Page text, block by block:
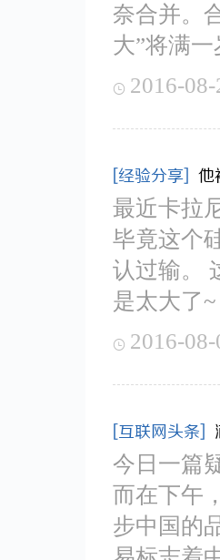
奈合并。
大”将满
 2016-
[经验分享] 他
最近卡拉
毕竟这个
认过输。
是太大了~
 2016-
[互联网头条]
今日一篇
而在下午
步中国的